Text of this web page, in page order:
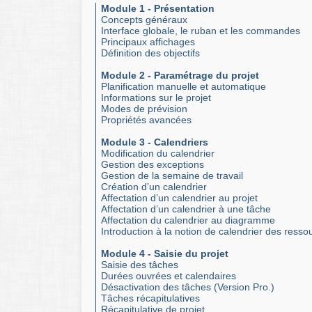
Module 1 - Présentation
Concepts généraux
Interface globale, le ruban et les commandes
Principaux affichages
Définition des objectifs
Module 2 - Paramétrage du projet
Planification manuelle et automatique
Informations sur le projet
Modes de prévision
Propriétés avancées
Module 3 - Calendriers
Modification du calendrier
Gestion des exceptions
Gestion de la semaine de travail
Création d’un calendrier
Affectation d’un calendrier au projet
Affectation d’un calendrier à une tâche
Affectation du calendrier au diagramme
Introduction à la notion de calendrier des
Module 4 - Saisie du projet
Saisie des tâches
Durées ouvrées et calendaires
Désactivation des tâches (Version Pro.)
Tâches récapitulatives
Récapitulative de projet